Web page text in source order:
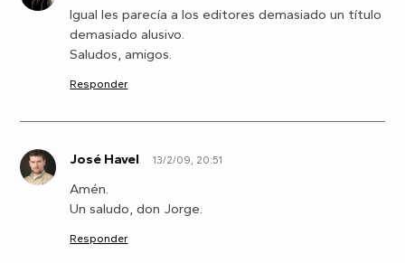
Igual les parecía a los editores demasiado un título
demasiado alusivo.
Saludos, amigos.
Responder
J José Havel 13/2/09, 20:51
Amén.
Un saludo, don Jorge.
Responder